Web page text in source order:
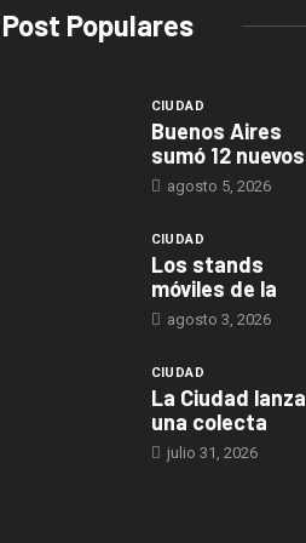
Post Populares
CIUDAD
Buenos Aires
sumó 12 nuevos
agosto 5, 2026
CIUDAD
Los stands
móviles de la
agosto 3, 2026
CIUDAD
La Ciudad lanza
una colecta
julio 31, 2026